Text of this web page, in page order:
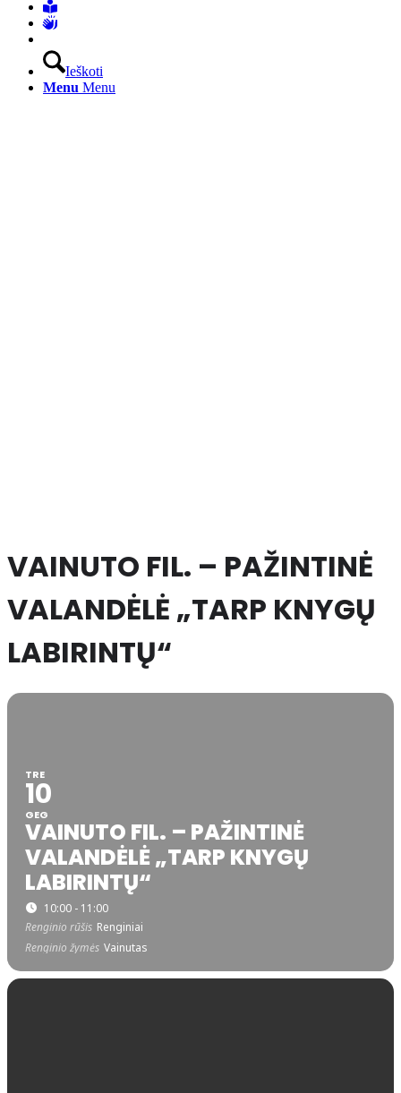
Ieškoti
Menu Menu
VAINUTO FIL. – PAŽINTINĖ
VALANDĖLĖ „TARP KNYGŲ
LABIRINTŲ“
TRE
10
GEG
VAINUTO FIL. – PAŽINTINĖ
VALANDĖLĖ „TARP KNYGŲ
LABIRINTŲ“
10:00 - 11:00
Renginio rūšis Renginiai
Renginio žymės Vainutas